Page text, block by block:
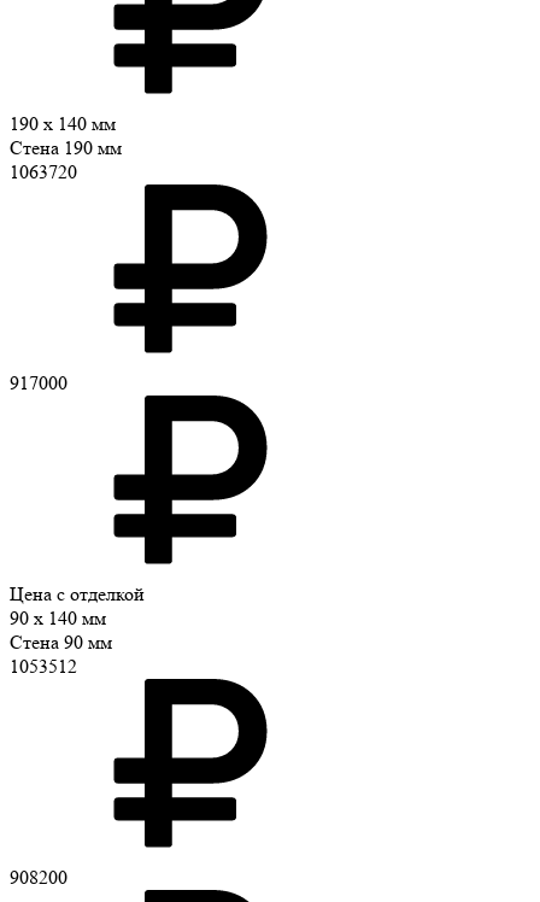
190 x 140 мм
Стена 190 мм
1063720
917000
Цена с отделкой
90 x 140 мм
Стена 90 мм
1053512
908200